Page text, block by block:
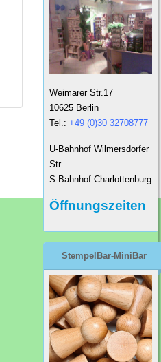
Weimarer Str.17
10625 Berlin
Tel.: +49 (0)30 32708777
U-Bahnhof Wilmersdorfer
Str.
S-Bahnhof Charlottenburg
Öffnungszeiten
StempelBar-MiniBar